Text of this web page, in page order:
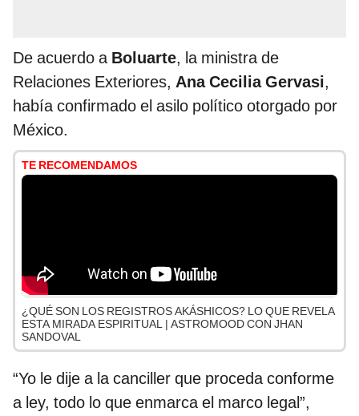
De acuerdo a Boluarte, la ministra de
Relaciones Exteriores, Ana Cecilia Gervasi,
había confirmado el asilo político otorgado por
México.
TE RECOMENDAMOS
¿QUÉ SON LOS REGISTROS AKÁSHICOS? LO QUE REVELA
ESTA MIRADA ESPIRITUAL | ASTROMOOD CON JHAN
SANDOVAL
“Yo le dije a la canciller que proceda conforme
a ley, todo lo que enmarca el marco legal”,